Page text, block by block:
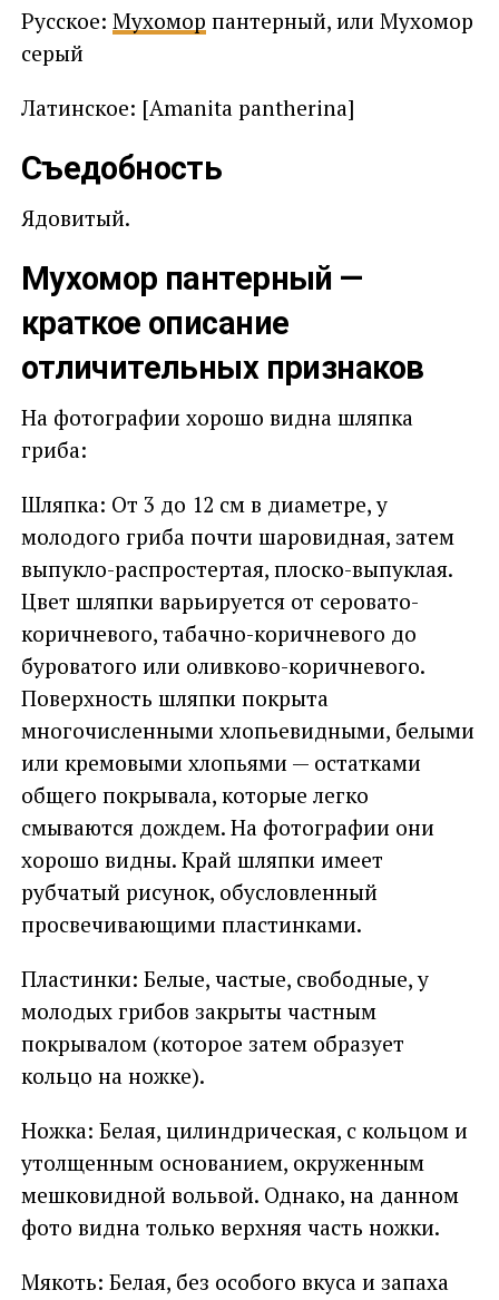
Русское: Мухомор пантерный, или Мухомор
серый
Латинское: [Amanita pantherina]
Съедобность
Ядовитый.
Мухомор пантерный —
краткое описание
отличительных признаков
На фотографии хорошо видна шляпка
гриба:
Шляпка: От 3 до 12 см в диаметре, у
молодого гриба почти шаровидная, затем
выпукло-распростертая, плоско-выпуклая.
Цвет шляпки варьируется от серовато-
коричневого, табачно-коричневого до
буроватого или оливково-коричневого.
Поверхность шляпки покрыта
многочисленными хлопьевидными, белыми
или кремовыми хлопьями — остатками
общего покрывала, которые легко
смываются дождем. На фотографии они
хорошо видны. Край шляпки имеет
рубчатый рисунок, обусловленный
просвечивающими пластинками.
Пластинки: Белые, частые, свободные, у
молодых грибов закрыты частным
покрывалом (которое затем образует
кольцо на ножке).
Ножка: Белая, цилиндрическая, с кольцом и
утолщенным основанием, окруженным
мешковидной вольвой. Однако, на данном
фото видна только верхняя часть ножки.
Мякоть: Белая, без особого вкуса и запаха